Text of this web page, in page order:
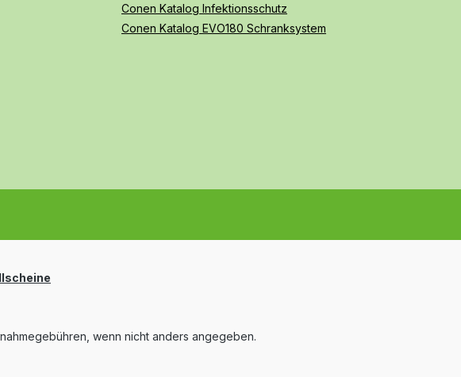
Conen Katalog Infektionsschutz
Conen Katalog EVO180 Schranksystem
wenn nicht anders angegeben.